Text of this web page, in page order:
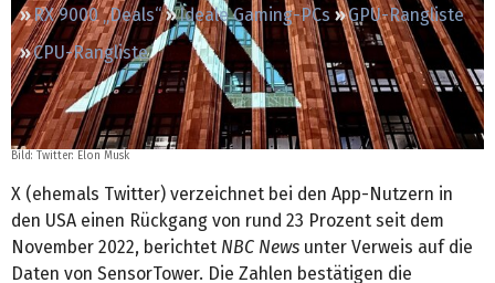
RX 9000 „Deals“
Ideale Gaming-PCs
GPU-Rangliste
CPU-Rangliste
Bild: Twitter: Elon Musk
X (ehemals Twitter) verzeichnet bei den App-Nutzern in
den USA einen Rückgang von rund 23 Prozent seit dem
November 2022, berichtet NBC News unter Verweis auf die
Daten von SensorTower. Die Zahlen bestätigen die